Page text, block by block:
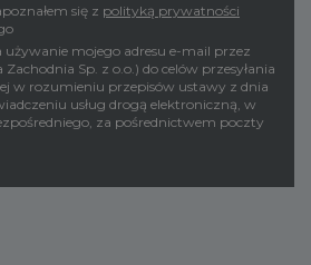
się z polityką prywatności
mojego adresu e-mail przez
Sp. z o.o.) do celów przesyłania
w rozumieniu przepisów ustawy z dnia
usług drogą elektroniczną, w
za pośrednictwem poczty